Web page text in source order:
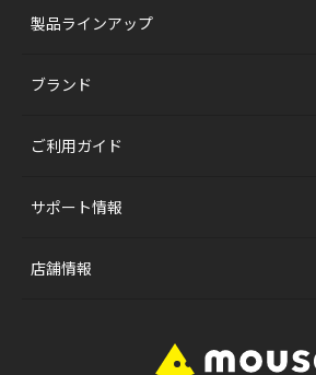
製品ラインアップ
ブランド
ご利用ガイド
サポート情報
店舗情報